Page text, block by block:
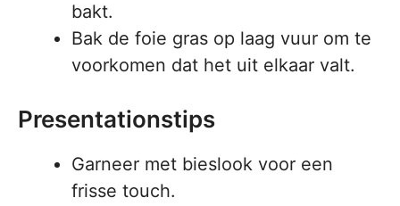
bakt.
Bak de foie gras op laag vuur om te
voorkomen dat het uit elkaar valt.
Presentationstips
Garneer met bieslook voor een
frisse touch.